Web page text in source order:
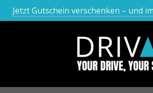
Jetzt Gutschein verschenken – und